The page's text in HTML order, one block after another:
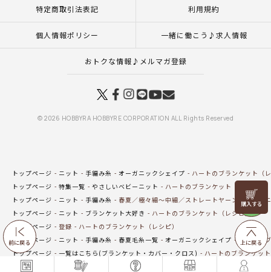
前に戻る
リリヤン
フェア
上に戻る
特定商取引法表記 利用規約
個人情報ポリシー 一緒に働こう♪求人情報
おトクな情報♪メルマガ登録
© 2026 HOBBYRA HOBBYRE CORPORATION ALL Rights Reserved
トップページ ニット 手編み糸 オーガニックシェイプ
ハートのブランケット（
トップページ
特集一覧 やさしいベビーニット
ハートのブランケット（レシピ）
トップページ
ニット 手編み糸 春夏／極々細～中細／ストレートヤーン
オーガ
トップページ
ニット ブランケット大好き
ハートのブランケット（レシピ）
トップページ
登録
ハートのブランケット（レシピ）
トップページ
ニット 手編み糸 春夏毛糸一覧 オーガニックシェイプ
ハートの
トップページ
一覧はこちら(ブランケット・カバー・クロス)
ハートのブランケッ
トップページ
特集一覧 ベビーコレクション ハートのブランケット（レシピ）